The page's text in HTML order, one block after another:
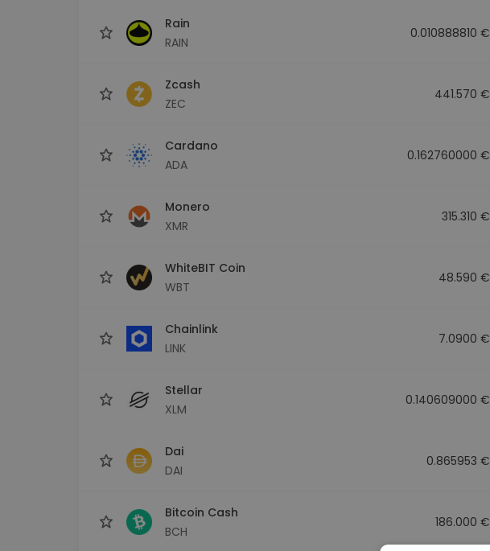
Rain
RAIN
0.010888810 €
Zcash
ZEC
441.570 €
Cardano
ADA
0.162760000 €
Monero
XMR
315.310 €
WhiteBIT Coin
WBT
48.590 €
Chainlink
LINK
7.0900 €
Stellar
XLM
0.140609000 €
Dai
DAI
0.865953 €
Bitcoin Cash
BCH
186.000 €